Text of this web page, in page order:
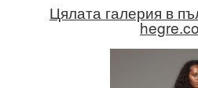
Цялата галерия в